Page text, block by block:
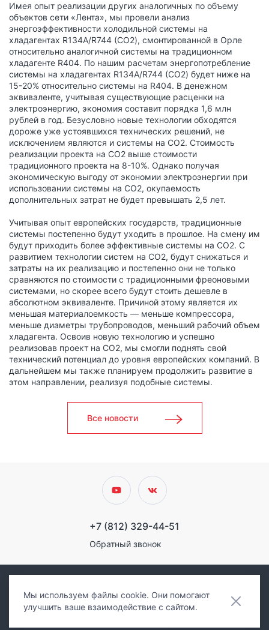
Имея опыт реализации других аналогичных по объему
объектов сети «Лента», мы провели анализ
энергоэффективности холодильной системы на
хладагентах R134А/R744 (СО2), смонтированной в Орле
относительно аналогичной системы на традиционном
хладагенте R404. По нашим расчетам энергопотребление
системы на хладагентах R134А/R744 (СО2) будет ниже на
15-20% относительно системы на R404. В денежном
эквиваленте, учитывая существующие расценки на
электроэнергию, экономия составит порядка 1,6 млн
рублей в год. Безусловно новые технологии обходятся
дороже уже устоявшихся технических решений, не
исключением являются и системы на СО2. Стоимость
реализации проекта на СО2 выше стоимости
традиционного проекта на 8-10%. Однако получая
экономическую выгоду от экономии электроэнергии при
использовании системы на СО2, окупаемость
дополнительных затрат не будет превышать 2,5 лет.
Учитывая опыт европейских государств, традиционные
системы постепенно будут уходить в прошлое. На смену им
будут приходить более эффективные системы на СО2. С
развитием технологии систем на СО2, будут снижаться и
затраты на их реализацию и постепенно они не только
сравняются по стоимости с традиционными фреоновыми
системами, но скорее всего будут стоить дешевле в
абсолютном эквиваленте. Причиной этому является их
меньшая материалоемкость — меньше компрессора,
меньше диаметры трубопроводов, меньший рабочий объем
хладагента. Освоив новую технологию и успешно
реализовав проект на СО2, мы смогли поднять свой
технический потенциал до уровня европейских компаний. В
дальнейшем мы также планируем продолжить развитие в
этом направлении, реализуя подобные системы.
Все новости
+7 (812) 329-44-51
Обратный звонок
Политика конфиденциальности
Мы используем файлы cookie. Они помогают
улучшить ваше взаимодействие с сайтом.